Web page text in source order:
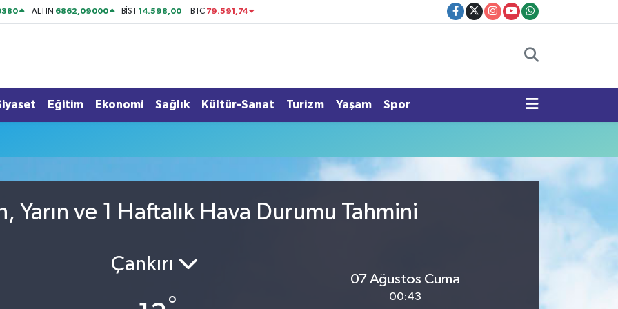
ALTIN 6862,09000 BİST14.598,00 BTC 79.591,74
Eğitim Ekonomi Sağlık Kültür-Sanat Turizm Yaşam Spor
Yarın ve 1 Haftalık Hava Durumu Tahmini
Çankırı
07 Ağustos Cuma
00:43